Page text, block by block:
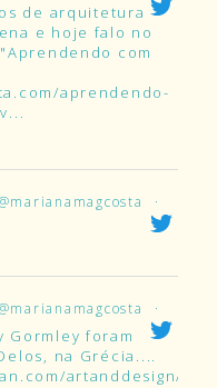
de arquitetura
e hoje falo no
com
aprendendo-
·
·
Gormley foram
na Grécia....
artanddesign/